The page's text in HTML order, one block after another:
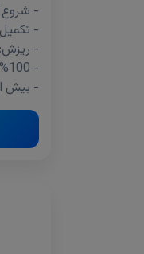
- شروع
-
- ریزش:
- %100 ایرانی
- بیش از 80% پروفایل ها